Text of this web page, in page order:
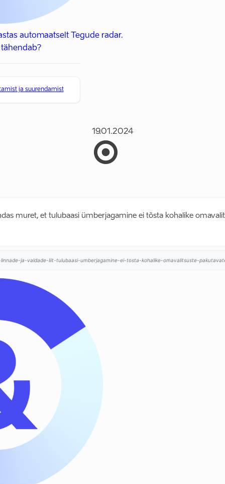
automaatselt Tegude radar.
ja suurendamist
19.01.2024
muret, et tulubaasi ümberjagamine ei tõsta kohalike
ja-valdade-liit-tulubaasi-umberjagamine-ei-tosta-kohalike-omavalitsuste-